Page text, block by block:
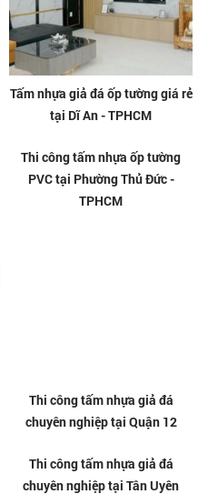
Tấm nhựa giả đá ốp tường giá rẻ
tại Dĩ An - TPHCM